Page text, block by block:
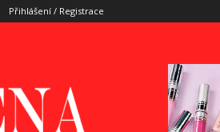
Přihlášení / Registrace